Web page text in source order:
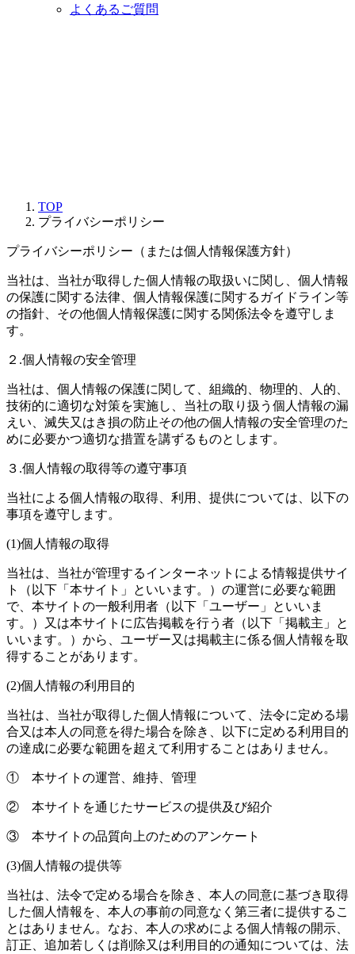
よくあるご質問
TOP
プライバシーポリシー
プライバシーポリシー（または個人情報保護方針）
当社は、当社が取得した個人情報の取扱いに関し、個人情報
の保護に関する法律、個人情報保護に関するガイドライン等
の指針、その他個人情報保護に関する関係法令を遵守しま
す。
２.個人情報の安全管理
当社は、個人情報の保護に関して、組織的、物理的、人的、
技術的に適切な対策を実施し、当社の取り扱う個人情報の漏
えい、滅失又はき損の防止その他の個人情報の安全管理のた
めに必要かつ適切な措置を講ずるものとします。
３.個人情報の取得等の遵守事項
当社による個人情報の取得、利用、提供については、以下の
事項を遵守します。
(1)個人情報の取得
当社は、当社が管理するインターネットによる情報提供サイ
ト（以下「本サイト」といいます。）の運営に必要な範囲
で、本サイトの一般利用者（以下「ユーザー」といいま
す。）又は本サイトに広告掲載を行う者（以下「掲載主」と
いいます。）から、ユーザー又は掲載主に係る個人情報を取
得することがあります。
(2)個人情報の利用目的
当社は、当社が取得した個人情報について、法令に定める場
合又は本人の同意を得た場合を除き、以下に定める利用目的
の達成に必要な範囲を超えて利用することはありません。
① 本サイトの運営、維持、管理
② 本サイトを通じたサービスの提供及び紹介
③ 本サイトの品質向上のためのアンケート
(3)個人情報の提供等
当社は、法令で定める場合を除き、本人の同意に基づき取得
した個人情報を、本人の事前の同意なく第三者に提供するこ
とはありません。なお、本人の求めによる個人情報の開示、
訂正、追加若しくは削除又は利用目的の通知については、法